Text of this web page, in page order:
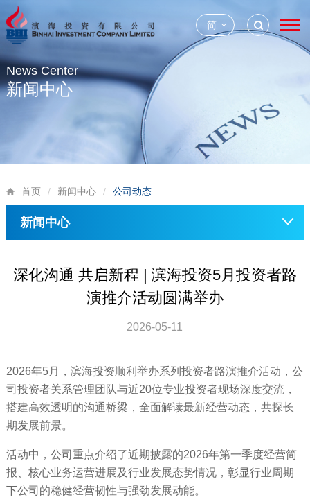
简
News Center
新闻中心
首页 / 新闻中心 / 公司动态
新闻中心
深化沟通 共启新程 | 滨海投资5月投资者路
演推介活动圆满举办
2026-05-11
2026年5月，滨海投资顺利举办系列投资者路演推介活动，公
司投资者关系管理团队与近20位专业投资者现场深度交流，
搭建高效透明的沟通桥梁，全面解读最新经营动态，共探长
期发展前景。
活动中，公司重点介绍了近期披露的2026年第一季度经营简
报、核心业务运营进展及行业发展态势情况，彰显行业周期
下公司的稳健经营韧性与强劲发展动能。